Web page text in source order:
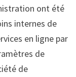
ont été
internes de
en ligne par
de
de